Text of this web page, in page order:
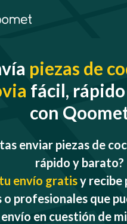
piezas de
fácil,
con
enviar piezas de
rápido y barato?
envío gratisy recibe
o profesionales que
envío en cuestión de